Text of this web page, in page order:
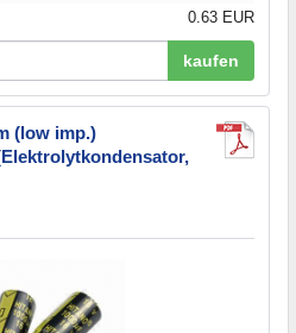
0.63 EUR
kaufen
(low imp.)